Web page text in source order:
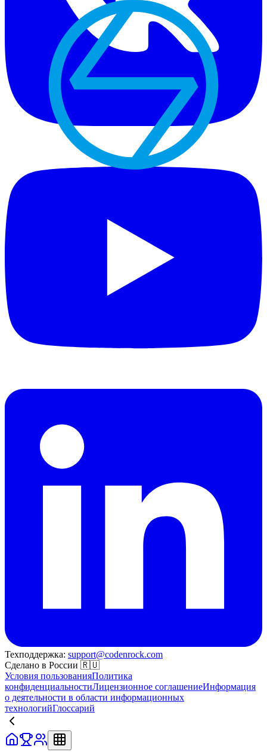
Техподдержка: support@codenrock.com
Сделано в России 🇷🇺
Условия пользованияПолитика
конфиденциальностиЛицензионное соглашениеИнформация
о деятельности в области информационных
технологийГлоссарий